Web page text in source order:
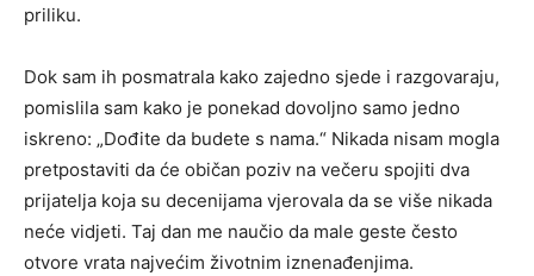
priliku.
Dok sam ih posmatrala kako zajedno sjede i razgovaraju,
pomislila sam kako je ponekad dovoljno samo jedno
iskreno: „Dođite da budete s nama.“ Nikada nisam mogla
pretpostaviti da će običan poziv na večeru spojiti dva
prijatelja koja su decenijama vjerovala da se više nikada
neće vidjeti. Taj dan me naučio da male geste često
otvore vrata najvećim životnim iznenađenjima.